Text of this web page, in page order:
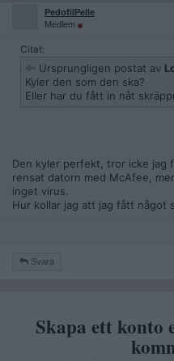
PedofilPelle
Medlem
Citat:
Ursprungligen postat av
Kyler den som den ska?
Eller har du fått in nåt
Den kyler perfekt, tror icke jag
rensat datorn med McAfee,
inget virus.
Hur kollar jag att jag fått något
Svara
Skapa ett konto